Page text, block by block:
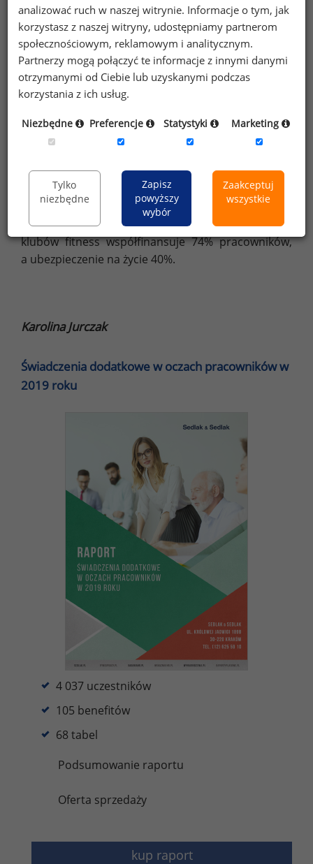
Finansowanie benefitów
Z badania wynika, że pracownicy są chętni
do współfinansowania benefitów. Na pytanie: „Czy
jest Pan/i skłonny/a współfinansować świadczenia
oferowane przez firmę, gdyby zdecydowała się
ona na wprowadzenie benefitów?”, 68%
pracowników odpowiedziało twierdząco. Większość
osób (36,7%) jest gotowych przeznaczyć na ten
W badaniu sprawdziliśmy również w jaki sposób
finansowane są benefity, z których korzystają
pracownicy. Na przykład karnety na siłownię i do
klubów fitness współfinansuje 74% pracowników,
a ubezpieczenie na życie 40%.
Karolina Jurczak
Świadczenia dodatkowe w oczach pracowników w
2019 roku
4 037 uczestników
105 benefitów
68 tabel
Podsumowanie raportu
Oferta sprzedaży
kup raport
analizować ruch w naszej witrynie. Informacje o tym, jak
korzystasz z naszej witryny, udostępniamy partnerom
społecznościowym, reklamowym i analitycznym.
Partnerzy mogą połączyć te informacje z innymi danymi
otrzymanymi od Ciebie lub uzyskanymi podczas
korzystania z ich usług.
Niezbędne Preferencje Statystyki Marketing
Tylko
niezbędne
Zapisz
powyższy
wybór
Zaakceptuj
wszystkie